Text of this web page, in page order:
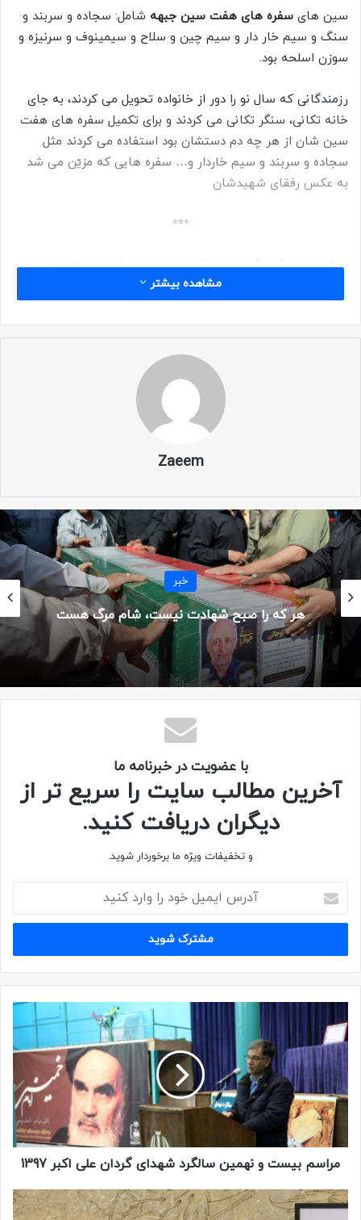
سین های سفره های هفت سین جبهه شامل: سجاده و سربند و
سنگ و سیم خار دار و سیم چین و سلاح و سیمینوف و سرنیزه و
سوزن اسلحه بود.
رزمندگانی که سال نو را دور از خانواده تحویل می کردند، به جای
خانه تکانی، سنگر تکانی می کردند و برای تکمیل سفره های هفت
سین شان از هر چه دم دستشان بود استفاده می کردند مثل
سجاده و سربند و سیم خاردار و… سفره هایی که مزیّن می شد
به عکس رفقای شهیدشان
***
از شما رزمندگان گردان علی اکبر، دعوت می شودتا عکس ها یا
نوروز و سفره هفت سین در جبهه
اولین نفر از سمت چپ: شهید احمد صالحی (شهادت: والفجر8، ام الرصاص)
کپی لینک
مشاهده بیشتر
Zaeem
خبر
هر که را صبح شهادت نیست، شام مرگ هست
با عضویت در خبرنامه ما
آخرین مطالب سایت را سریع تر از
دیگران دریافت کنید.
و تخفیفات ویژه ما برخوردار شوید.
مراسم بیست و نهمین سالگرد شهدای گردان علی اکبر 1397